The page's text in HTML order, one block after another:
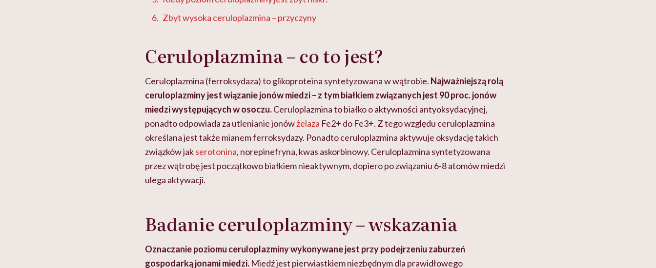
Zbyt wysoka ceruloplazmina – przyczyny
Ceruloplazmina – co to jest?
Ceruloplazmina (ferroksydaza) to glikoproteina syntetyzowana w wątrobie. Najważniejszą rolą
ceruloplazminy jest wiązanie jonów miedzi – z tym białkiem związanych jest 90 proc. jonów
miedzi występujących w osoczu.Ceruloplazmina to białko o aktywności antyoksydacyjnej,
ponadto odpowiada za utlenianie jonówżelaza Fe2+ do Fe3+. Z tego względu ceruloplazmina
określana jest także mianem ferroksydazy. Ponadto ceruloplazmina aktywuje oksydację takich
związków jakserotonina, norepinefryna, kwas askorbinowy. Ceruloplazmina syntetyzowana
przez wątrobę jest początkowo białkiem nieaktywnym, dopiero po związaniu 6-8 atomów miedzi
ulega aktywacji.
Badanie ceruloplazminy – wskazania
Oznaczanie poziomu ceruloplazminy wykonywane jest przy podejrzeniu zaburzeń
gospodarką jonami miedzi. Miedź jest pierwiastkiem niezbędnym dla prawidłowego